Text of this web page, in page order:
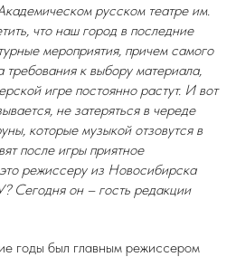
русском театре им.
что наш город в последние
мероприятия, причем самого
к выбору материала,
игре постоянно растут. И вот
не затеряться в череде
которые музыкой отзовутся в
после игры приятное
режиссеру из Новосибирска
он – гость редакции
годы был главным режиссером